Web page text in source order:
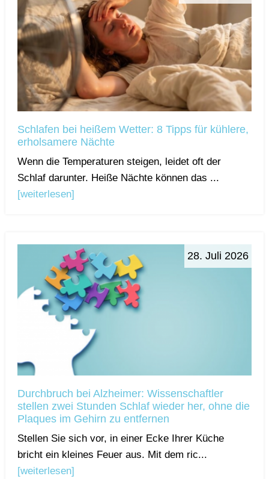
Schlafen bei heißem Wetter: 8 Tipps für kühlere,
erholsamere Nächte
Wenn die Temperaturen steigen, leidet oft der
Schlaf darunter. Heiße Nächte können das ...
[weiterlesen]
28. Juli 2026
Durchbruch bei Alzheimer: Wissenschaftler
stellen zwei Stunden Schlaf wieder her, ohne die
Plaques im Gehirn zu entfernen
Stellen Sie sich vor, in einer Ecke Ihrer Küche
bricht ein kleines Feuer aus. Mit dem ric...
[weiterlesen]